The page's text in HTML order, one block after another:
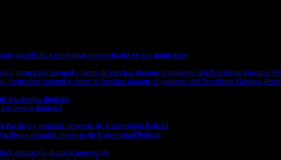
accederán a programas universitarios en sus municipios
formación integral y cierre de brechas durante el gobierno del Presidente Gustavo Petro
riesgos digitales
y respalda proyecto de Universidad Policial